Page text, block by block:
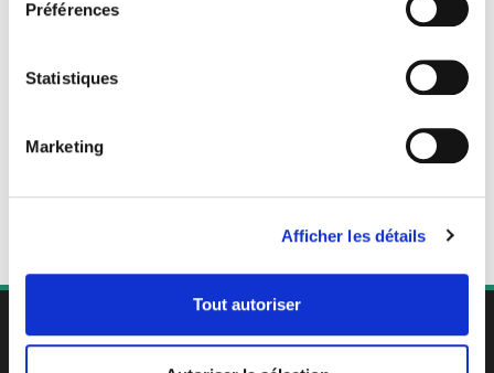
Préférences
Statistiques
Marketing
Afficher les détails
Tout autoriser